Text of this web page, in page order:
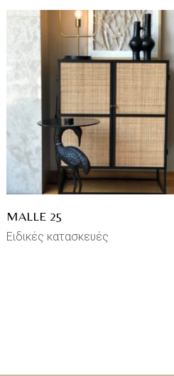
MALLE 25
Ειδικές κατασκευές